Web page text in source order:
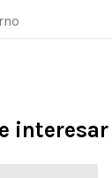
interesar